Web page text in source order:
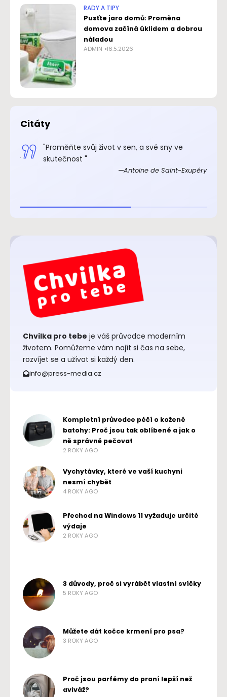
RADY A TIPY
Pusťte jaro domů: Proměna
domova začíná úklidem a dobrou
náladou
ADMIN 16.5.2026
Citáty
"Proměňte svůj život v sen, a své sny ve
skutečnost "
Antoine de Saint-Exupéry
Chvilka pro tebe je váš průvodce moderním
životem. Pomůžeme vám najít si čas na sebe,
rozvíjet se a užívat si každý den.
info@press-media.cz
Kompletní průvodce péčí o kožené
batohy: Proč jsou tak oblíbené a jak o
ně správně pečovat
2 ROKY AGO
Vychytávky, které ve vaší kuchyni
nesmí chybět
4 ROKY AGO
Přechod na Windows 11 vyžaduje určité
výdaje
2 ROKY AGO
3 důvody, proč si vyrábět vlastní svíčky
5 ROKY AGO
Můžete dát kočce krmení pro psa?
3 ROKY AGO
Proč jsou parfémy do praní lepší než
aviváž?